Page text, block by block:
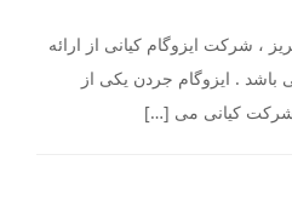
، شرکت ایزوگام کیانی از ارائه
باشد . ایزوگام جردن یکی از
شرکت کیانی می […]